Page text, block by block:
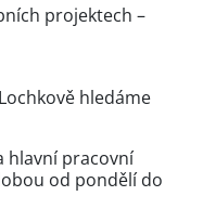
projektech –
hledáme
hlavní pracovní
od pondělí do